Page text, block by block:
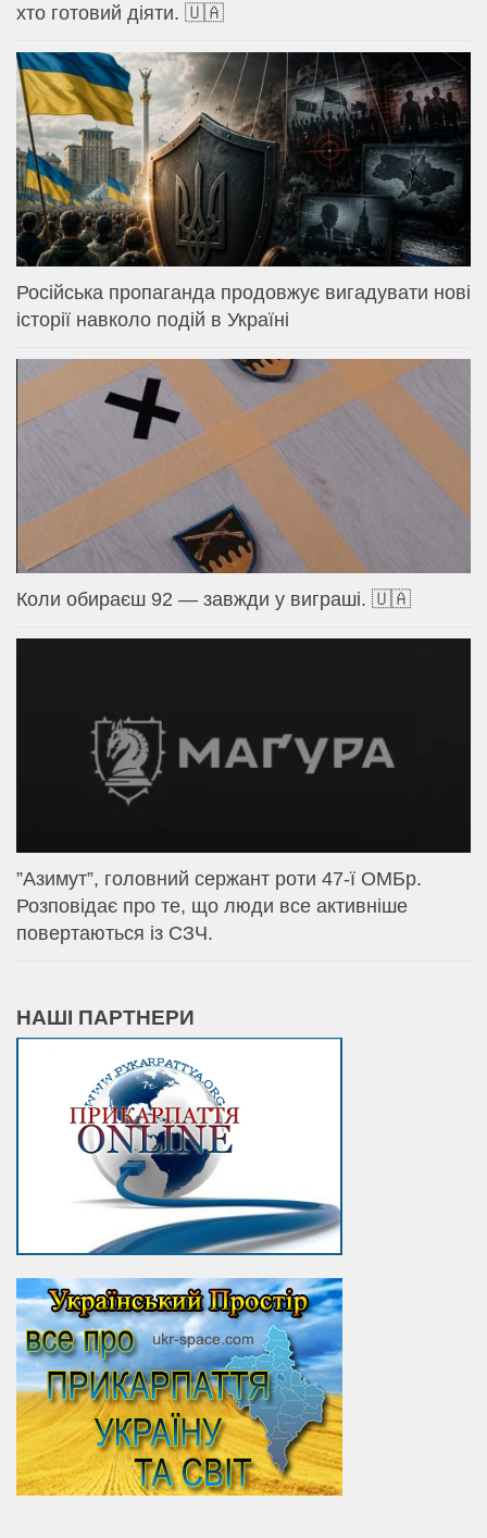
хто готовий діяти. 🇺🇦
Російська пропаганда продовжує вигадувати нові
історії навколо подій в Україні
Коли обираєш 92 — завжди у виграші. 🇺🇦
⁨”Азимут”, головний сержант роти 47-ї ОМБр.
Розповідає про те, що люди все активніше
повертаються із СЗЧ.
НАШІ ПАРТНЕРИ